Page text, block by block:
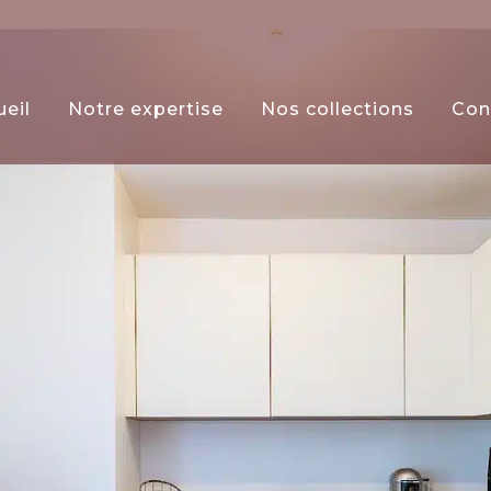
Notre expertise Nos collections